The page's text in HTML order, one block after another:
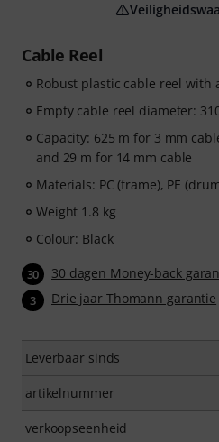
Cable Reel
Robust plastic cable reel with
Empty cable reel diameter:
Capacity: 625 m for 3 mm
and 29 m for 14 mm cable
Materials: PC (frame), PE
Weight 1.8 kg
Colour: Black
30 30 dagen Money-back
3 Drie jaar Thomann garantie
Leverbaar sinds
artikelnummer
verkoopseenheid